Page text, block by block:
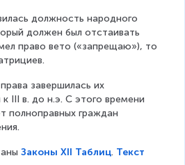
должность народного
должен был отстаивать
право вето («запрещаю»), то
завершилась их
III в. до н.э. С этого времени
полноправных граждан
Законы XII Таблиц. Текст